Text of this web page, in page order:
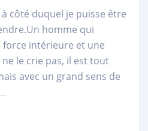
côté duquel je puisse être
homme qui
intérieure et une
le crie pas, il est tout
avec un grand sens de
...